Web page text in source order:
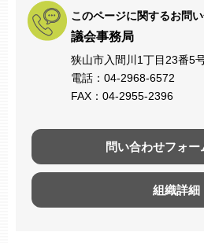
このページに関するお問
議会事務局
狭山市入間川1丁目23番5
電話：04-2968-6572
FAX：04-2955-2396
問い合わせフォー
組織詳細